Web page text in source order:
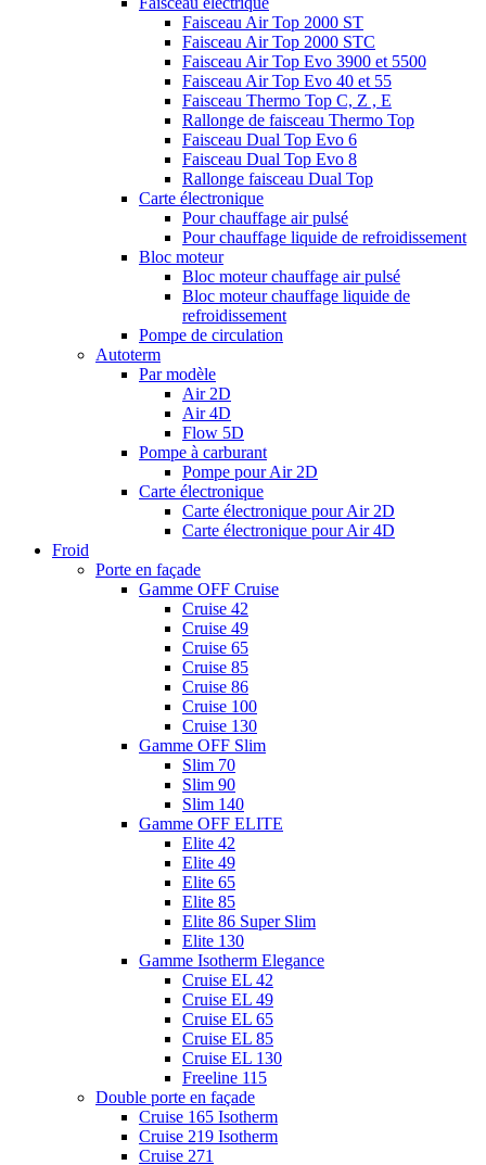
Faisceau Air Top 2000 ST
Faisceau Air Top 2000 STC
Faisceau Air Top Evo 3900 et 5500
Faisceau Air Top Evo 40 et 55
Faisceau Thermo Top C, Z , E
Rallonge de faisceau Thermo Top
Faisceau Dual Top Evo 6
Faisceau Dual Top Evo 8
Rallonge faisceau Dual Top
Carte électronique
Pour chauffage air pulsé
Pour chauffage liquide de refroidissement
Bloc moteur
Bloc moteur chauffage air pulsé
Bloc moteur chauffage liquide de
refroidissement
Pompe de circulation
Autoterm
Par modèle
Air 2D
Air 4D
Flow 5D
Pompe à carburant
Pompe pour Air 2D
Carte électronique
Carte électronique pour Air 2D
Carte électronique pour Air 4D
Froid
Porte en façade
Gamme OFF Cruise
Cruise 42
Cruise 49
Cruise 65
Cruise 85
Cruise 86
Cruise 100
Cruise 130
Gamme OFF Slim
Slim 70
Slim 90
Slim 140
Gamme OFF ELITE
Elite 42
Elite 49
Elite 65
Elite 85
Elite 86 Super Slim
Elite 130
Gamme Isotherm Elegance
Cruise EL 42
Cruise EL 49
Cruise EL 65
Cruise EL 85
Cruise EL 130
Freeline 115
Double porte en façade
Cruise 165 Isotherm
Cruise 219 Isotherm
Cruise 271